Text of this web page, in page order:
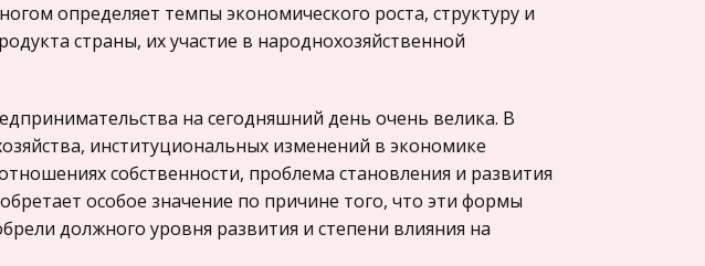
определяет темпы экономического роста, структуру и
страны, их участие в народнохозяйственной
на сегодняшний день очень велика. В
институциональных изменений в экономике
собственности, проблема становления и развития
особое значение по причине того, что эти формы
должного уровня развития и степени влияния на